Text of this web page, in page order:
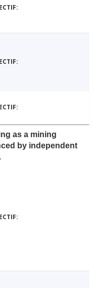
as a mining
by independent